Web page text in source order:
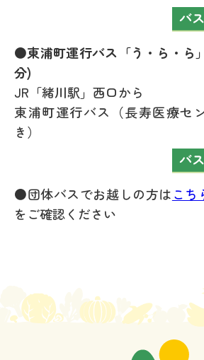
●東浦町運行バス「う・ら・ら
分)
JR「緒川駅」西口から
東浦町運行バス（長寿医療セ
き）
●団体バスでお越しの方はこち
をご確認ください